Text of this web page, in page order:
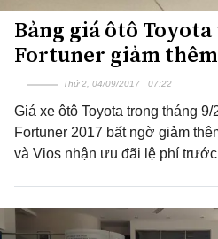
Bảng giá ôtô Toyota
Fortuner giảm
Thứ 2, 04/09/2017 | 07:22
Giá xe ôtô Toyota trong tháng
Fortuner 2017 bất ngờ giảm
và Vios nhận ưu đãi lệ phí